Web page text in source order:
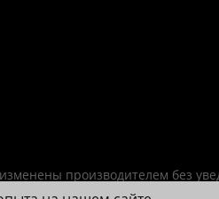
производителем без